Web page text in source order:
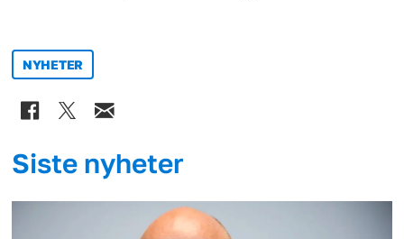
NYHETER
Siste nyheter